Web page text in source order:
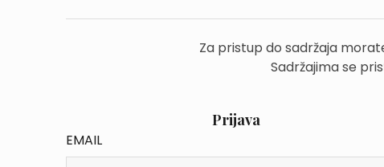
Za pristup do sadržaja
Sadržajima se
Prijava
EMAIL